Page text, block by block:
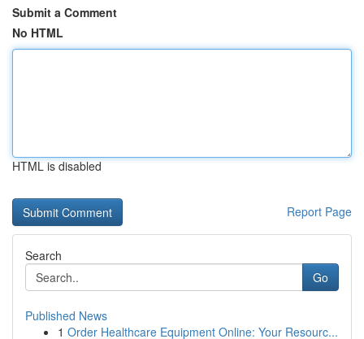
Submit a Comment
No HTML
HTML is disabled
Report Page
Search
Go
Published News
1 Order Healthcare Equipment Online: Your Resourc...